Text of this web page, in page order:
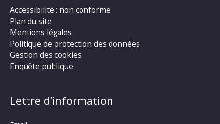
Accessibilité : non conforme
Plan du site
Mentions légales
Politique de protection des données
Gestion des cookies
Enquête publique
Lettre d’information